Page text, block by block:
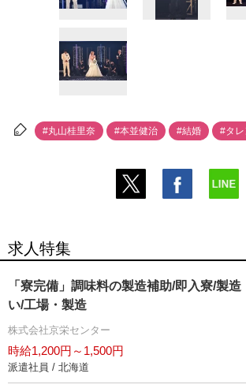
#丸山桂里奈 #本並健治 #結婚 #タレ
求人特集
「寮完備」調味料の製造補助/即入寮/製
い/工場・製造
株式会社京栄センター
時給1,200円～1,500円
派遣社員 / 北海道